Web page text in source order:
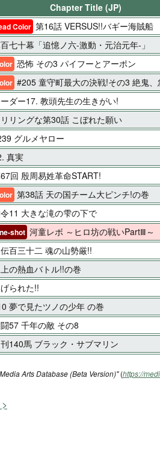
Chapter Title (JP)
Color 第16話 VERSUS!!バギー海賊船
七十幕「追憶ノ六-激動・元治元年-」
恐怖 その3 パイフーとアーポン
#205 童守町最大の決戦!その3 絶鬼、
ーダー17. 教頭先生の生きがい!
リングな第30話 こぼれた願い
グルメヤロー
真実
回 殷周易姓革命START!
第38話 天の国チーム大ピンチ!の巻
11 大きな滝の雫の下で
shot 河童レボ ～ヒロ坊の戦いPartⅢ～
百三十二 魂の山勢厳!!
の熱血バトル!!の巻
られた!!
夢で見たツノの少年 の巻
57 千年の敵 その8
140馬 ブラック・サブマリン
Arts Database (Beta Version)"(https://